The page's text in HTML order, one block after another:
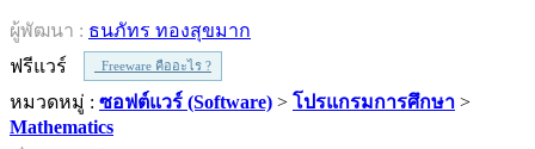
ผู้พัฒนา : ธนภัทร ทองสุขมาก
ฟรีแวร์
Freeware คืออะไร ?
หมวดหมู่ : ซอฟต์แวร์ (Software) > โปรแกรมการศึกษา >
Mathematics